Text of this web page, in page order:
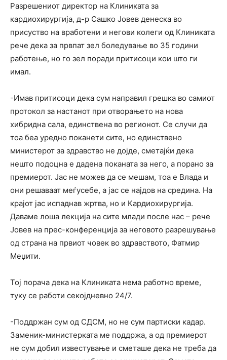
Разрешениот директор на Клиниката за
кардиохирургија, д-р Сашко Јовев денеска во
присуство на вработени и негови колеги од Клиниката
рече дека за првпат зел боледување во 35 години
работење, но го зел поради притисоци кои што ги
имал.
-Имав притисоци дека сум направил грешка во самиот
протокол за настанот при отворањето на нова
хибридна сала, единствена во регионот. Се случи да
тоа беа уредно поканети сите, но единствено
министерот за здравство не дојде, сметајќи дека
нешто подоцна е дадена поканата за него, а порано за
премиерот. Јас не можев да се мешам, тоа е Влада и
они решаваат меѓусебе, а јас се најдов на средина. На
крајот јас испаднав жртва, но и Кардиохирургија.
Даваме лоша лекција на сите млади после нас – рече
Јовев на прес-конференција за неговото разрешување
од страна на првиот човек во здравството, Фатмир
Меџити.
Тој порача дека на Клиниката нема работно време,
туку се работи секојдневно 24/7.
-Поддржан сум од СДСМ, но не сум партиски кадар.
Заменик-министерката ме поддржа, а од премиерот
не сум добил известување и сметаше дека не треба да